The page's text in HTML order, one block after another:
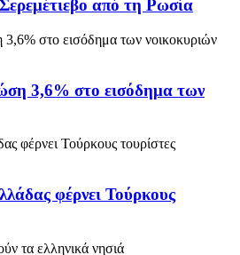
από τη Ρωσία
3,6% στο εισόδημα των
φέρνει Τούρκους